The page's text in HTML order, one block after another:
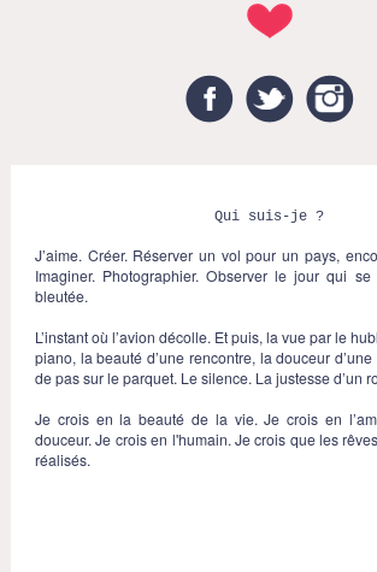
FacebookTwitter
Qui suis-je ?
J’aime. Créer. Réserver un vol pour un pays,
Imaginer. Photographier. Observer le jour qui
bleutée.
L’instant où l’avion décolle. Et puis, la vue par le
piano, la beauté d’une rencontre, la douceur
de pas sur le parquet. Le silence. La justesse d’un
Je crois en la beauté de la vie. Je crois en
douceur. Je crois en l'humain. Je crois que les
réalisés.